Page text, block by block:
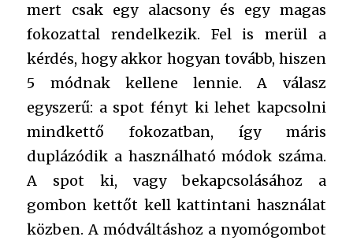
mert csak egy alacsony és egy magas
fokozattal rendelkezik. Fel is merül a
kérdés, hogy akkor hogyan tovább, hiszen
5 módnak kellene lennie. A válasz
egyszerű: a spot fényt ki lehet kapcsolni
mindkettő fokozatban, így máris
duplázódik a használható módok száma.
A spot ki, vagy bekapcsolásához a
gombon kettőt kell kattintani használat
közben. A módváltáshoz a nyomógombot